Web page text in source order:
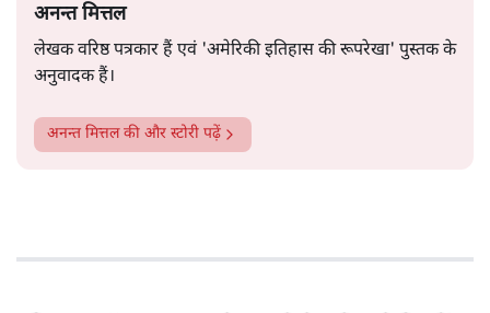
अनन्त मित्तल
लेखक वरिष्ठ पत्रकार हैं एवं 'अमेरिकी इतिहास की रूपरेखा' पुस्तक के
अनुवादक हैं।
अनन्त मित्तलकी और स्टोरी पढ़ें